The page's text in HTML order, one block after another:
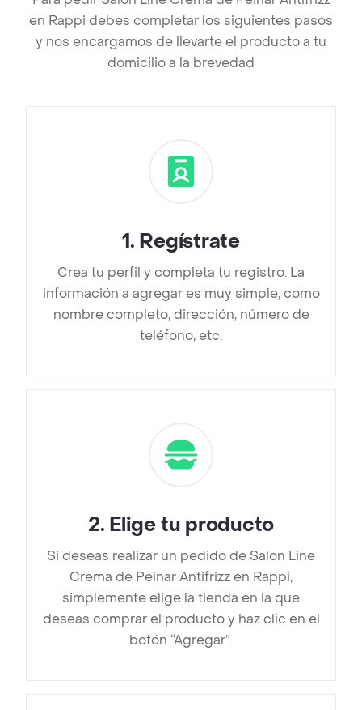
en Rappi debes completar los siguientes pasos
y nos encargamos de llevarte el producto a tu
domicilio a la brevedad
1. Regístrate
Crea tu perfil y completa tu registro. La
información a agregar es muy simple, como
nombre completo, dirección, número de
teléfono, etc.
2. Elige tu producto
Si deseas realizar un pedido de Salon Line
Crema de Peinar Antifrizz en Rappi,
simplemente elige la tienda en la que
deseas comprar el producto y haz clic en el
botón “Agregar”.